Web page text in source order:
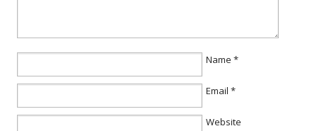
Name *
Email *
Website